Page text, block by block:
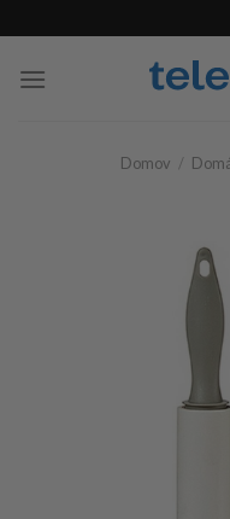
to
content
Domov /